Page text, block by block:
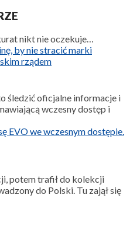
nikt nie oczekuje…
by nie stracić marki
rządem
śledzić oficjalne informacje i
wczesny dostęp i
EVO we wczesnym dostępie.
potem trafił do kolekcji
do Polski. Tu zajął się